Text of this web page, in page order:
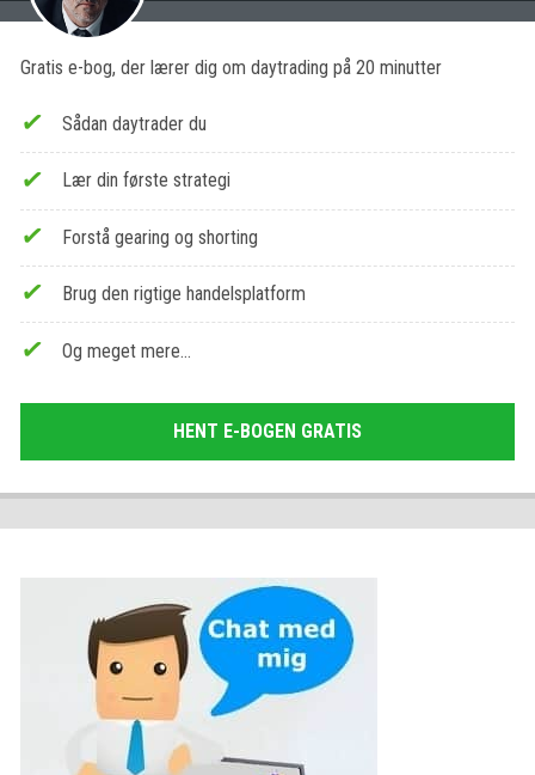
Gratis e-bog, der lærer dig om daytrading på 20 minutter
Sådan daytrader du
Lær din første strategi
Forstå gearing og shorting
Brug den rigtige handelsplatform
Og meget mere…
HENT E-BOGEN GRATIS